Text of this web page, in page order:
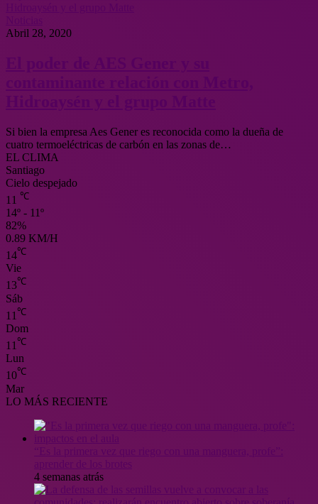
Abril 28, 2020
Si bien la empresa Aes Gener es reconocida como la dueña de
cuatro termoeléctricas de carbón en las zonas de…
EL CLIMA
Santiago
Cielo despejado
11 ℃
14º - 11º
82%
0.89 KM/H
14℃
Vie
13℃
Sáb
11 ℃
Dom
11 ℃
Lun
10℃
Mar
LO MÁS RECIENTE
4 semanas atrás